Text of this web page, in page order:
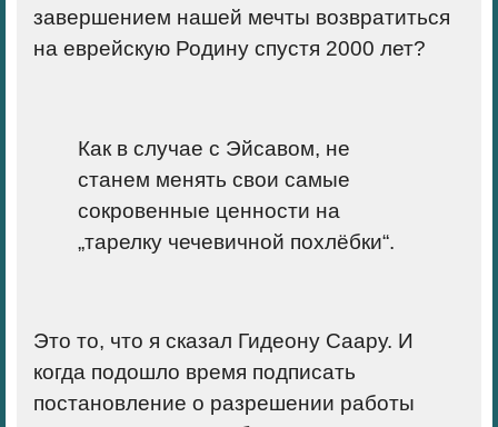
завершением нашей мечты возвратиться
на еврейскую Родину спустя 2000 лет?
Как в случае с Эйсавом, не
станем менять свои самые
сокровенные ценности на
„тарелку чечевичной похлёбки“.
Это то, что я сказал Гидеону Саару. И
когда подошло время подписать
постановление о разрешении работы